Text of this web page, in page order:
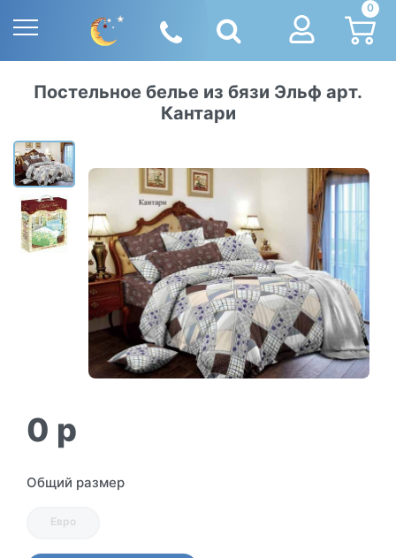
0
Постельное белье из бязи Эльф арт.
Кантари
0 p
Общий размер
Евро